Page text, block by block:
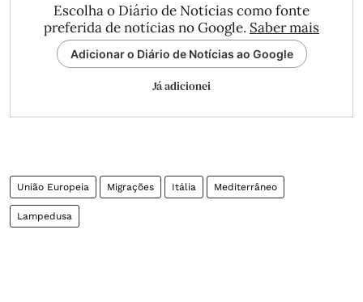
Escolha o Diário de Notícias como fonte
preferida de notícias no Google. Saber mais
Adicionar o Diário de Notícias ao Google
Já adicionei
União Europeia Migrações Itália Mediterrâneo
Lampedusa